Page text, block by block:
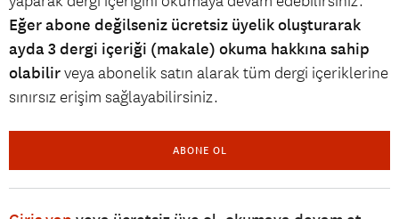
Eğer abone değilseniz ücretsiz üyelik oluşturarak
ayda 3 dergi içeriği (makale) okuma hakkına sahip
olabilirveya abonelik satın alarak tüm dergi içeriklerine
sınırsız erişim sağlayabilirsiniz.
ABONE OL